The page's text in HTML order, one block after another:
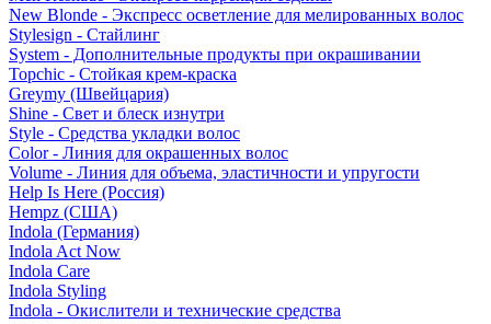
New Blonde - Экспресс осветление для мелированных волос
Stylesign - Стайлинг
System - Дополнительные продукты при окрашивании
Topchic - Стойкая крем-краска
Greymy (Швейцария)
Shine - Свет и блеск изнутри
Style - Средства укладки волос
Color - Линия для окрашенных волос
Volume - Линия для объема, эластичности и упругости
Help Is Here (Россия)
Hempz (США)
Indola (Германия)
Indola Act Now
Indola Care
Indola Styling
Indola - Окислители и технические средства